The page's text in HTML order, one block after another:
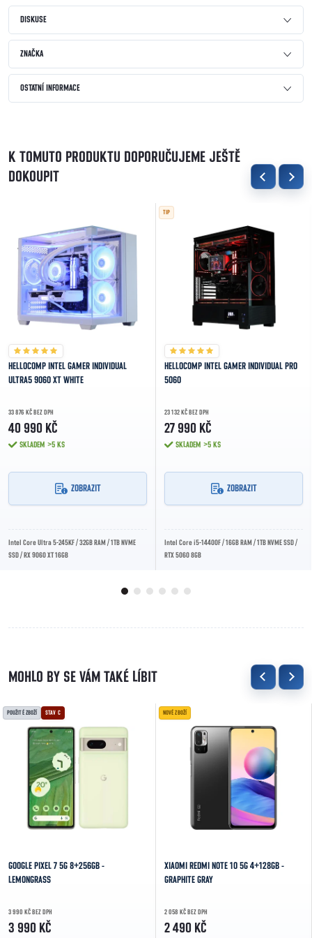
DISKUSE
ZNAČKA
OSTATNÍ INFORMACE
K TOMUTO PRODUKTU DOPORUČUJEME JEŠTĚ
DOKOUPIT
HELLOCOMP INTEL GAMER INDIVIDUAL
ULTRA5 9060 XT WHITE
33 876 KČ BEZ DPH
40 990 KČ
SKLADEM >5 KS
ZOBRAZIT
Intel Core Ultra 5-245KF / 32GB RAM / 1TB NVME
SSD / RX 9060 XT 16GB
TIP
HELLOCOMP INTEL GAMER INDIVIDUAL PRO
5060
23 132 KČ BEZ DPH
27 990 KČ
SKLADEM >5 KS
ZOBRAZIT
Intel Core i5-14400F / 16GB RAM / 1TB NVME SSD /
RTX 5060 8GB
POUŽITÉ ZBOŽÍ STAV C
GOOGLE PIXEL 7 5G 8+256GB -
LEMONGRASS
3 990 KČ BEZ DPH
3 990 KČ
NOVÉ ZBOŽÍ
XIAOMI REDMI NOTE 10 5G 4+128GB -
GRAPHITE GRAY
2 058 KČ BEZ DPH
2 490 KČ